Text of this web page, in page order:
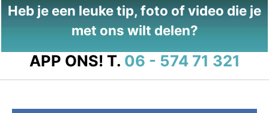
Heb je een leuke tip, foto of video die je
met ons wilt delen?
APP ONS! T. 06 - 574 71 321